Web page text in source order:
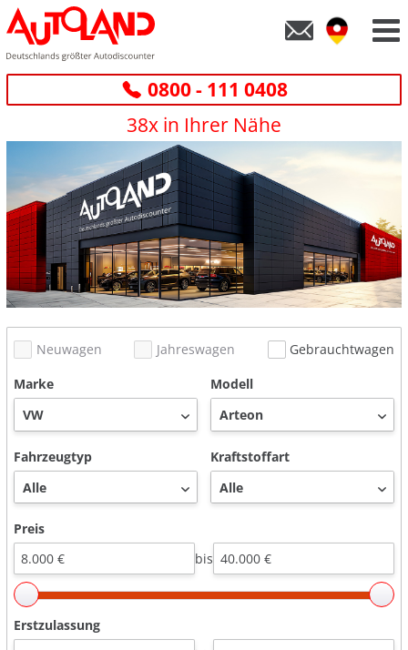
0800 - 111 0408
38x in Ihrer Nähe
Neuwagen Jahreswagen
Gebrauchtwagen
Marke
Modell
Fahrzeugtyp Kraftstoffart
Preis
bis
Erstzulassung